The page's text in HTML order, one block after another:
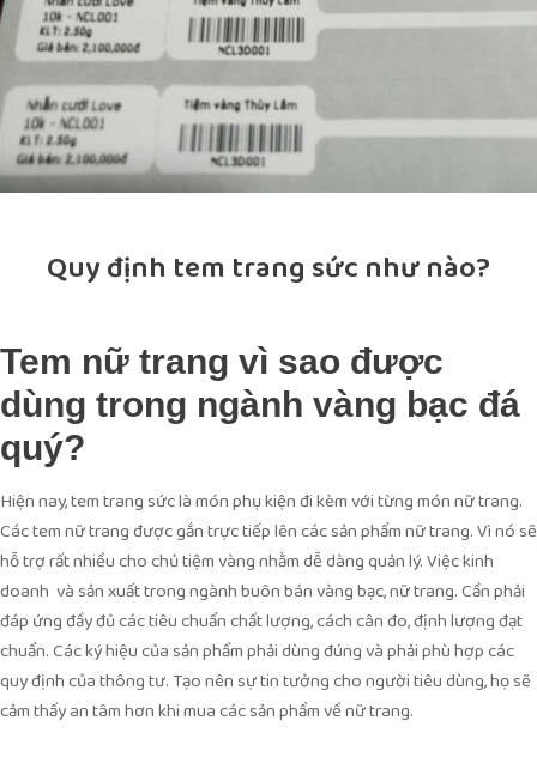
Quy định tem trang sức như nào?
Tem nữ trang vì sao được
dùng trong ngành vàng bạc đá
quý?
Hiện nay, tem trang sức là món phụ kiện đi kèm với từng món nữ trang.
Các tem nữ trang được gắn trực tiếp lên các sản phẩm nữ trang. Vì nó sẽ
hỗ trợ rất nhiều cho chủ tiệm vàng nhằm dễ dàng quản lý. Việc kinh
doanh và sản xuất trong ngành buôn bán vàng bạc, nữ trang. Cần phải
đáp ứng đầy đủ các tiêu chuẩn chất lượng, cách cân đo, định lượng đạt
chuẩn. Các ký hiệu của sản phẩm phải dùng đúng và phải phù hợp các
quy định của thông tư. Tạo nên sự tin tưởng cho người tiêu dùng, họ sẽ
cảm thấy an tâm hơn khi mua các sản phẩm về nữ trang.